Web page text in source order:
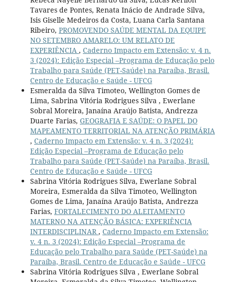
Tavares de Pontes, Renata Inácio de Andrade Silva,
Isis Giselle Medeiros da Costa, Luana Carla Santana
Ribeiro, PROMOVENDO SAÚDE MENTAL DA EQUIPE
NO SETEMBRO AMARELO: UM RELATO DE
EXPERIÊNCIA , Caderno Impacto em Extensão: v. 4 n.
3 (2024): Edição Especial –Programa de Educação pelo
Trabalho para Saúde (PET-Saúde) na Paraíba, Brasil.
Centro de Educação e Saúde - UFCG
Esmeralda da Silva Timoteo, Wellington Gomes de
Lima, Sabrina Vitória Rodrigues Silva , Ewerlane
Sobral Moreira, Janaína Araújo Batista, Andrezza
Duarte Farias, GEOGRAFIA E SAÚDE: O PAPEL DO
MAPEAMENTO TERRITORIAL NA ATENÇÃO PRIMÁRIA
, Caderno Impacto em Extensão: v. 4 n. 3 (2024):
Edição Especial –Programa de Educação pelo
Trabalho para Saúde (PET-Saúde) na Paraíba, Brasil.
Centro de Educação e Saúde - UFCG
Sabrina Vitória Rodrigues Silva, Ewerlane Sobral
Moreira, Esmeralda da Silva Timoteo, Wellington
Gomes de Lima, Janaína Araújo Batista, Andrezza
Farias, FORTALECIMENTO DO ALEITAMENTO
MATERNO NA ATENÇÃO BÁSICA: EXPERIÊNCIA
INTERDISCIPLINAR , Caderno Impacto em Extensão:
v. 4 n. 3 (2024): Edição Especial –Programa de
Educação pelo Trabalho para Saúde (PET-Saúde) na
Paraíba, Brasil. Centro de Educação e Saúde - UFCG
Sabrina Vitória Rodrigues Silva , Ewerlane Sobral